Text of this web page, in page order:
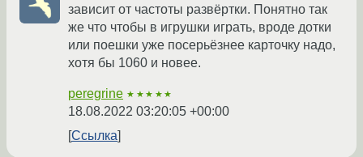
зависит от частоты развёртки. Понятно так
же что чтобы в игрушки играть, вроде дотки
или поешки уже посерьёзнее карточку надо,
хотя бы 1060 и новее.
peregrine ★★★★★
18.08.2022 03:20:05 +00:00
Ссылка